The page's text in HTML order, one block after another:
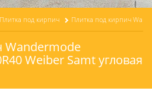
Плитка под кирпич
Wandermode
Weiber Samt угловая